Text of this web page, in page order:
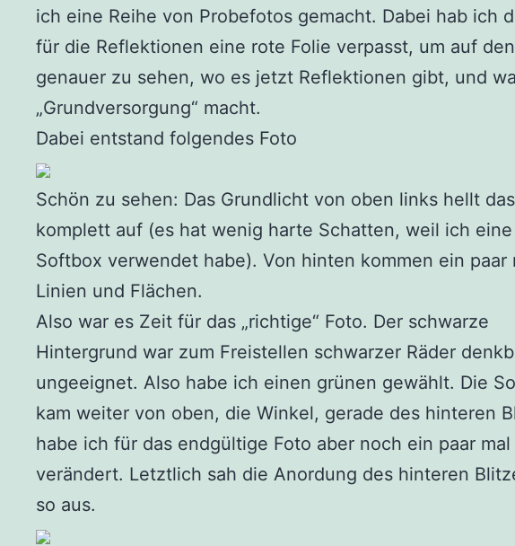
ich eine Reihe von Probefotos gemacht. Dabei hab ich
für die Reflektionen eine rote Folie verpasst, um auf
genauer zu sehen, wo es jetzt Reflektionen gibt, und
„Grundversorgung“ macht.
Dabei entstand folgendes Foto
Schön zu sehen: Das Grundlicht von oben links hellt
komplett auf (es hat wenig harte Schatten, weil ich eine
Softbox verwendet habe). Von hinten kommen ein paar
Linien und Flächen.
Also war es Zeit für das „richtige“ Foto. Der schwarze
Hintergrund war zum Freistellen schwarzer Räder
ungeeignet. Also habe ich einen grünen gewählt. Die
kam weiter von oben, die Winkel, gerade des hinteren
habe ich für das endgültige Foto aber noch ein paar
verändert. Letztlich sah die Anordung des hinteren
so aus.